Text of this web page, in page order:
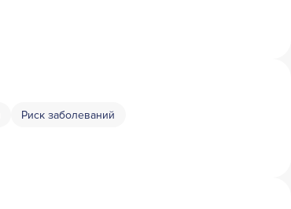
Риск заболеваний